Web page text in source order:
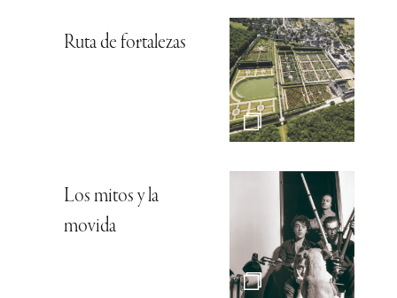
Ruta de fortalezas
Los mitos y la
movida